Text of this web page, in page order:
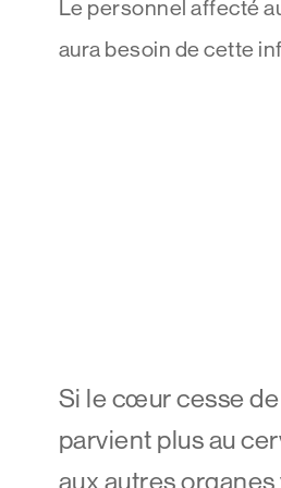
Le personnel affecté
aura besoin de cette
Si le cœur cesse
parvient plus au
aux autres